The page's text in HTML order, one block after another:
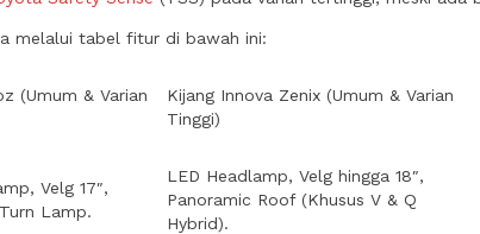
melalui tabel fitur di bawah ini:
(Umum & Varian
Kijang Innova Zenix (Umum & Varian
Tinggi)
Velg 17″,
Lamp.
LED Headlamp, Velg hingga 18″,
Panoramic Roof (Khusus V & Q
Hybrid).